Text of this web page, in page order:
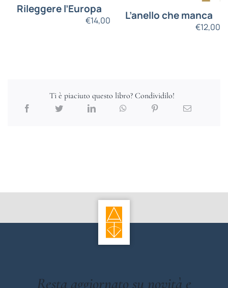
Rileggere l’Europa
€14,00 L’anello che manca
€12,00
Ti è piaciuto questo libro? Condividilo!
Resta aggiornato su novità e